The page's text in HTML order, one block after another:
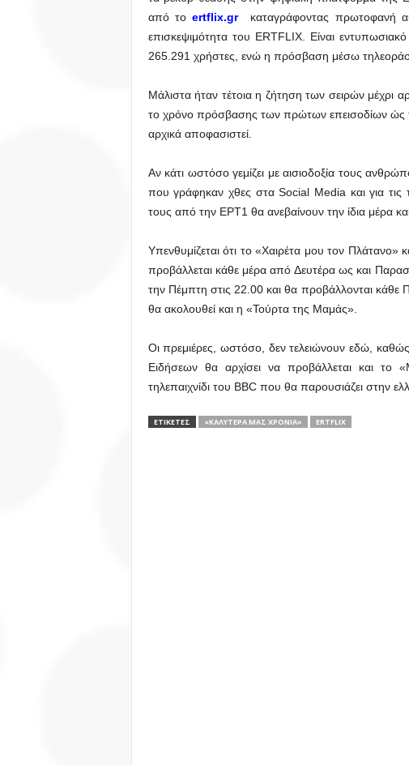
από τοertflix.gr
καταγράφοντας πρωτοφανή
επισκεψιμότητα του ERTFLIX. Είναι
265.291 χρήστες, ενώ η πρόσβαση μέσω
Μάλιστα ήταν τέτοια η ζήτηση των σειρών
το χρόνο πρόσβασης των πρώτων επεισοδίων ώς
αρχικά αποφασιστεί.
Αν κάτι ωστόσο γεμίζει με αισιοδοξία τους
που γράφηκαν χθες στα Social Media και για τις
τους από την ΕΡΤ1 θα ανεβαίνουν την ίδια μέρα
Υπενθυμίζεται ότι το «Χαιρέτα μου τον
προβάλλεται κάθε μέρα από Δευτέρα ως και
την Πέμπτη στις 22.00 και θα προβάλλονται
θα ακολουθεί και η «Τούρτα της Μαμάς».
Οι πρεμιέρες, ωστόσο, δεν τελειώνουν εδώ,
Ειδήσεων θα αρχίσει να προβάλλεται και το
τηλεπαιχνίδι του BBC που θα παρουσιάζει στην
ΕΤΙΚΕΤΕΣ «ΚΑΛΎΤΕΡΑ ΜΑΣ ΧΡΌΝΙΑ» ΕRTFLIX